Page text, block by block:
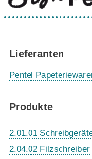
Lieferanten
Pentel
Produkte
2.01.01
2.04.02 Filzschreiber